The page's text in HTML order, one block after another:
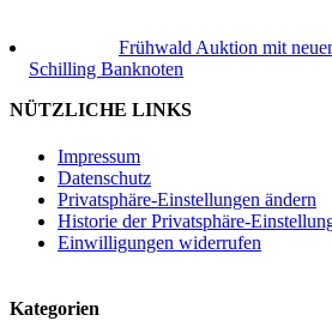
Frühwald Auktion mit
Schilling Banknoten
NÜTZLICHE LINKS
Impressum
Datenschutz
Privatsphäre-Einstellungen ändern
Historie der Privatsphäre-
Einwilligungen widerrufen
Kategorien